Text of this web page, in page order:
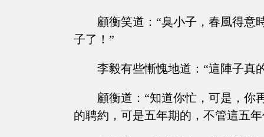
顧衡笑道：“臭小子，春風得意
子了！”
李毅有些慚愧地道：“這陣子真
顧衡道：“知道你忙，可是，你
的聘約，可是五年期的，不管這五